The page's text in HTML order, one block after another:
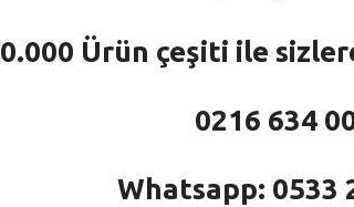
Ürün çeşiti ile
0216 634
Whatsapp: 0533